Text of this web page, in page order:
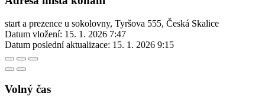
start a prezence u sokolovny, Tyršova 555, Česká Skalice
Datum vložení: 15. 1. 2026 7:47
Datum poslední aktualizace: 15. 1. 2026 9:15
Volný čas